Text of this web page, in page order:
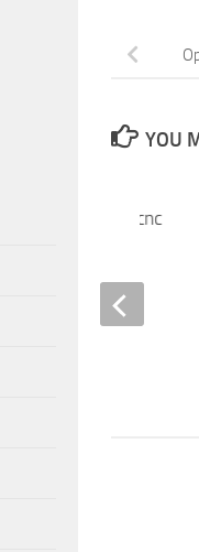
YOU
Addetto macchine cnc